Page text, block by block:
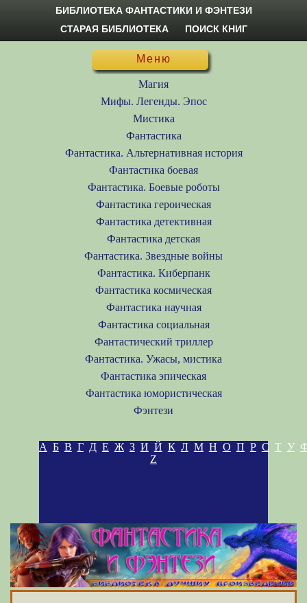
БИБЛИОТЕКА ФАНТАСТИКИ И ФЭНТЕЗИ
СТАРАЯ БИБЛИОТЕКА
ПОИСК КНИГ
Меню
Магия
Мифы. Легенды. Эпос
Мистика
Фантастика
Фантастика. Альтернативная история
Фантастика боевая
Фантастика. Боевые роботы
Фантастика героическая
Фантастика детективная
Фантастика детская
Фантастика. Звездные войны
Фантастика. Киберпанк
Фантастика космическая
Фантастика научная
Фантастика социальная
Фантастический триллер
Фантастика. Ужасы, мистика
Фантастика эпическая
Фантастика юмористическая
Фэнтези
А Б В Г Д Е Ж З И Й К Л М Н О П Р С Т У
Z